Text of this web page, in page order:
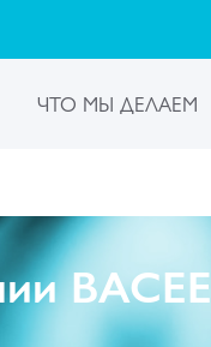
ЧТО МЫ ДЕЛАЕМ
ВАСЕЕ